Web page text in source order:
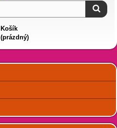
Košík
(prázdný)